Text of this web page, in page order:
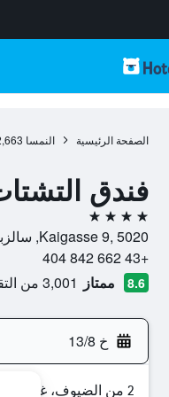
الصفحة الرئيسية النمسا
فندق
4 نجوم
Kaigasse 9, 5020, سالزبورغ, ولاية سالزبورغ, النمسا
+43 662 842 404
8.6 ممتاز 3,001 من التقييمات تم التحقق منها
خ 13/8
2 من الضيوف، غرفة واحدة